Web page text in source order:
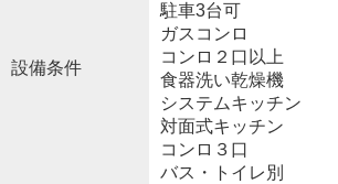
設備条件
駐車3台可
ガスコンロ
コンロ２口以上
食器洗い乾燥機
システムキッチン
対面式キッチン
コンロ３口
バス・トイレ別